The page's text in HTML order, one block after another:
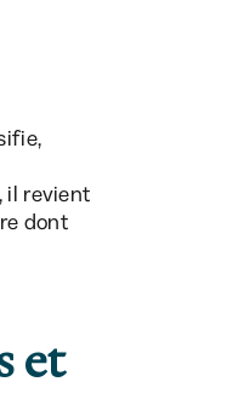
il revient
dont
et